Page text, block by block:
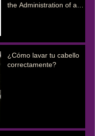
the Administration of a
¿Cómo lavar tu cabello
correctamente?